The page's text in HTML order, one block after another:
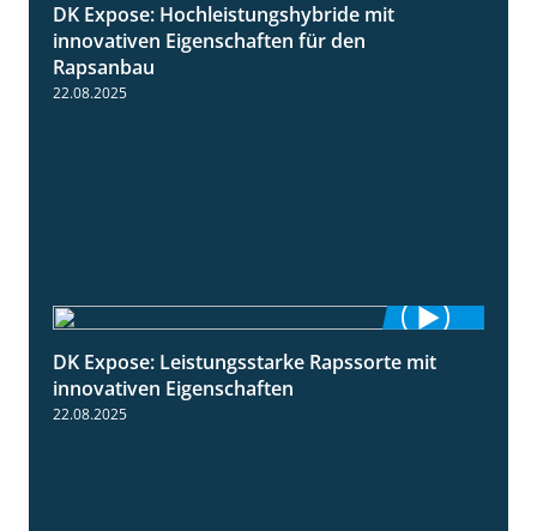
DK Expose: Hochleistungshybride mit
innovativen Eigenschaften für den
Rapsanbau
22.08.2025
2:28
DK Expose: Leistungsstarke Rapssorte mit
innovativen Eigenschaften
22.08.2025